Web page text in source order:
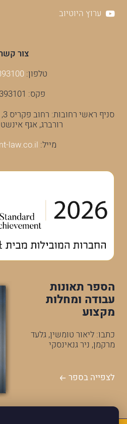
ערוץ היוטיוב
צור
טלפון:
פקס: 08-9393101
רורברג, אגף
מייל: law.co.il
הספר תאונות
עבודה ומחלות
מקצוע
כתבו: ליאור טומשין, גלעד
מרקמן, ניר גנאינסקי
לצפייה בספר